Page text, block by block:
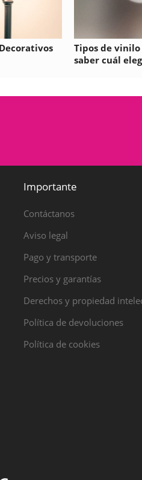
Tipos de
saber cuál
Importante
Contáctanos
Aviso legal
Pago y transporte
Precios y garantías
Derechos y propiedad
Política de devoluciones
Política de cookies